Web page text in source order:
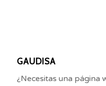
GAUDISA
¿Necesitas una página